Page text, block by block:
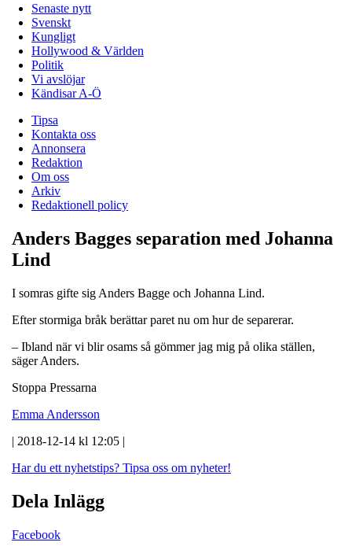
Senaste nytt
Svenskt
Kungligt
Hollywood & Världen
Politik
Vi avslöjar
Kändisar A-Ö
Tipsa
Kontakta oss
Annonsera
Redaktion
Om oss
Arkiv
Redaktionell policy
Anders Bagges separation med Johanna
Lind
I somras gifte sig Anders Bagge och Johanna Lind.
Efter stormiga bråk berättar paret nu om hur de separerar.
– Ibland när vi blir osams så gömmer jag mig på olika ställen,
säger Anders.
Stoppa Pressarna
Emma Andersson
| 2018-12-14 kl 12:05 |
Har du ett nyhetstips? Tipsa oss om nyheter!
Dela Inlägg
Facebook